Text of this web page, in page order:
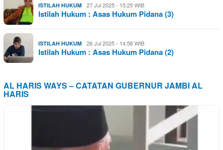
ISTILAH HUKUM 27 Jul 2025 - 15:25 WIB
Istilah Hukum : Asas Hukum Pidana (3)
ISTILAH HUKUM 26 Jul 2025 - 14:58 WIB
Istilah Hukum : Asas Hukum Pidana (2)
AL HARIS WAYS – CATATAN GUBERNUR JAMBI AL
HARIS